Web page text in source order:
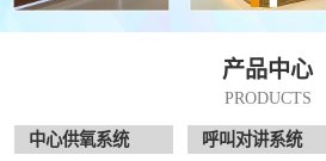
产品中心
PRODUCTS
中心供氧系统 呼叫对讲系统
手术室净化